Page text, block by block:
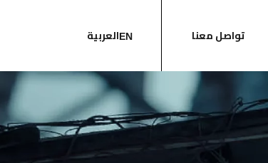
تواصل معنا ENالعربية